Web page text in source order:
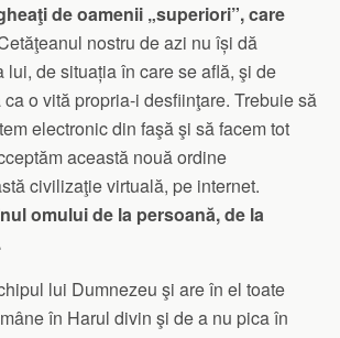
de oamenii „superiori”, care
nostru de azi nu își dă
lui, de situația în care se află, şi de
o vită propria-i desfiinţare. Trebuie să
electronic din faşă şi să facem tot
această nouă ordine
civilizaţie virtuală, pe internet.
omului de la persoană, de la
lui Dumnezeu şi are în el toate
în Harul divin şi de a nu pica în